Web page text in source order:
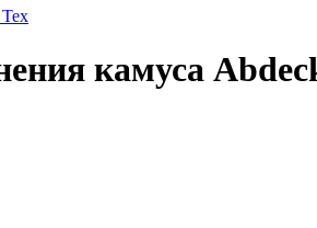
камуса